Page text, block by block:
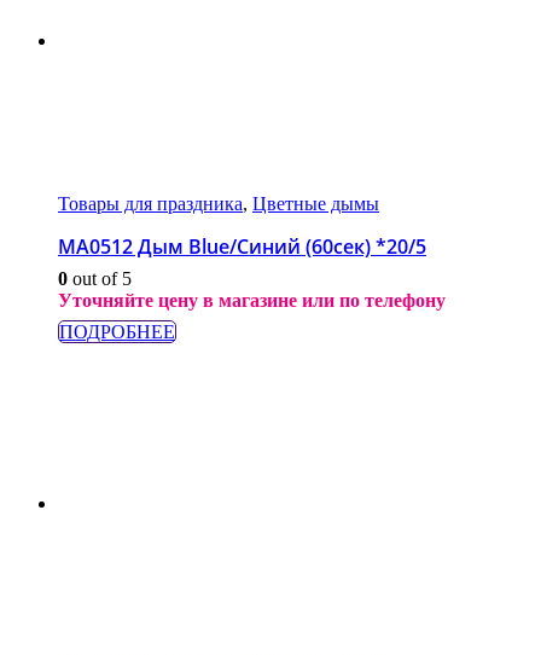
Товары для праздника, Цветные дымы
МА0512 Дым Blue/Синий (60сек) *20/5
0 out of 5
Уточняйте цену в магазине или по телефону
ПОДРОБНЕЕ